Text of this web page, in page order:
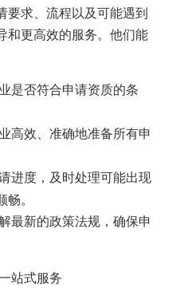
要求、流程以及可能遇到
和更高效的服务。他们能
是否符合申请资质的条
高效、准确地准备所有申
进度，及时处理可能出现
。
最新的政策法规，确保申
站式服务